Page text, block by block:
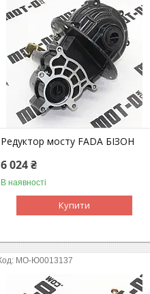
Редуктор мосту FADA БІЗОН
6 024 ₴
В наявності
Купити
MO-Ю0013137